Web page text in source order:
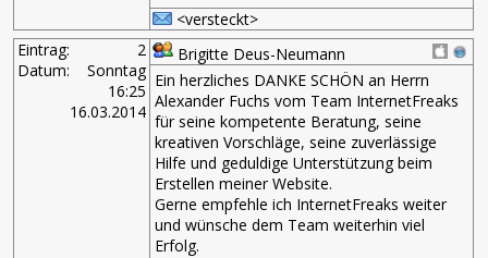
<versteckt>
Eintrag:
2
Datum:
Sonntag
16:25
16.03.2014
Brigitte Deus-Neumann
Ein herzliches DANKE SCHÖN an Herrn
Alexander Fuchs vom Team InternetFreaks
für seine kompetente Beratung, seine
kreativen Vorschläge, seine zuverlässige
Hilfe und geduldige Unterstützung beim
Erstellen meiner Website.
Gerne empfehle ich InternetFreaks weiter
und wünsche dem Team weiterhin viel
Erfolg.